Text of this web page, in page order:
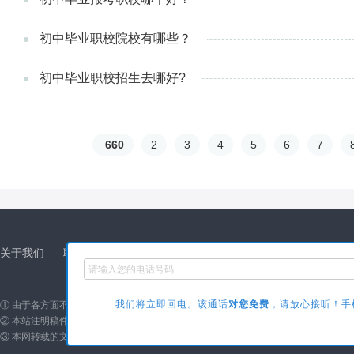
初中毕业职校院校有哪些？
初中毕业职校招生去哪好?
660 2 3 4 5 6 7
关于我们 联系方式
① 由于各方面不确定的因素，有可能原文内容调整与变化，本网如不能及时更新或
② 本站注明稿件来源为其他媒体的文/图等稿件均为转载稿，本站转载出于非商业性
③ 本网转载的文/图等稿件出于非商业性目的,如转载稿涉及版权及个人隐私等问题,
我们将立即回电。该通话对您免费 ，请放心接听！